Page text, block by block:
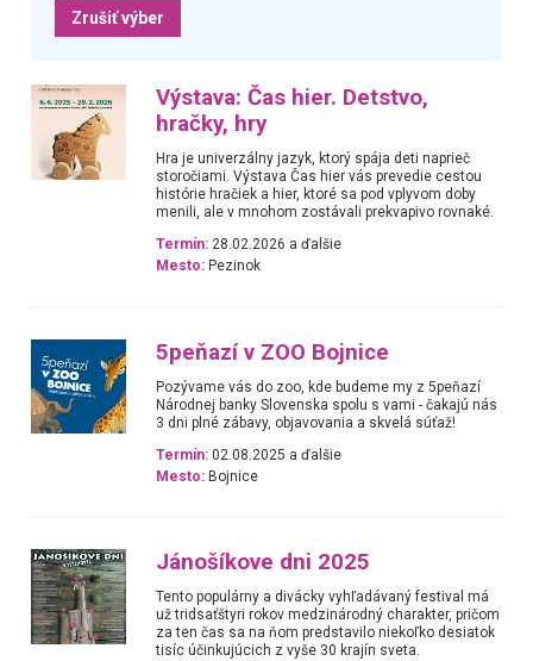
Zrušiť výber
Výstava: Čas hier. Detstvo,
hračky, hry
Hra je univerzálny jazyk, ktorý spája deti naprieč
storočiami. Výstava Čas hier vás prevedie cestou
histórie hračiek a hier, ktoré sa pod vplyvom doby
menili, ale v mnohom zostávali prekvapivo rovnaké.
Termín: 28.02.2026 a ďalšie
Mesto: Pezinok
5peňazí v ZOO Bojnice
Pozývame vás do zoo, kde budeme my z 5peňazí
Národnej banky Slovenska spolu s vami - čakajú nás
3 dni plné zábavy, objavovania a skvelá súťaž!
Termín: 02.08.2025 a ďalšie
Mesto: Bojnice
Jánošíkove dni 2025
Tento populárny a divácky vyhľadávaný festival má
už tridsaťštyri rokov medzinárodný charakter, pričom
za ten čas sa na ňom predstavilo niekoľko desiatok
tisíc účinkujúcich z vyše 30 krajín sveta.